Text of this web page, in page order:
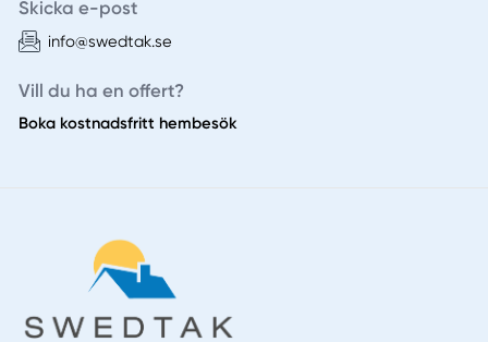
Skicka e-post
info@swedtak.se
Vill du ha en offert?
Boka kostnadsfritt hembesök